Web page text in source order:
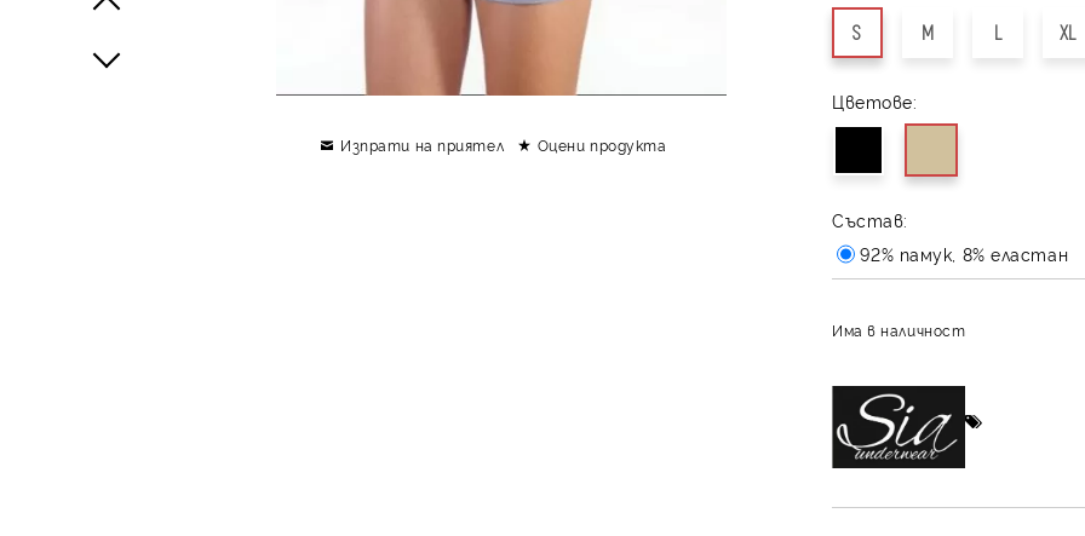
S M L XL
Цветове:
Състав:
92% памук, 8% еластан
Има в наличност
Изпрати на приятел Оцени продукта